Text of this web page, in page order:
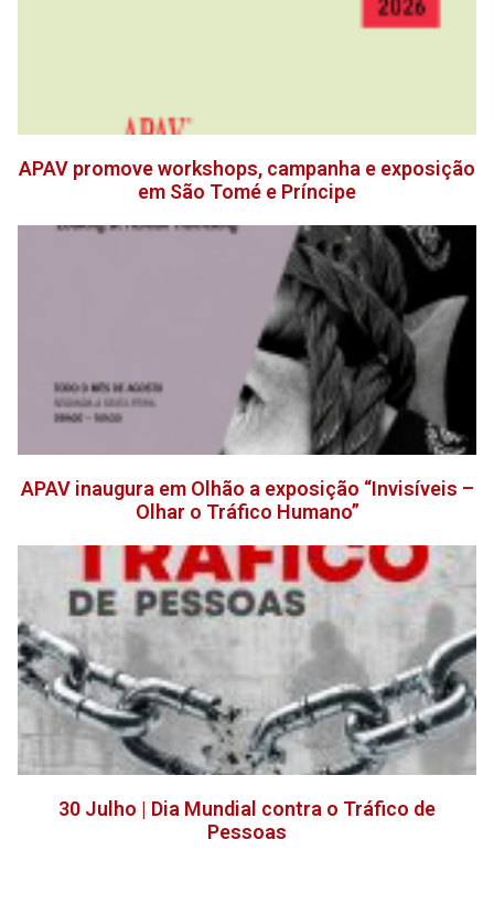
APAV promove workshops, campanha e exposição
em São Tomé e Príncipe
APAV inaugura em Olhão a exposição “Invisíveis –
Olhar o Tráfico Humano”
30 Julho | Dia Mundial contra o Tráfico de
Pessoas